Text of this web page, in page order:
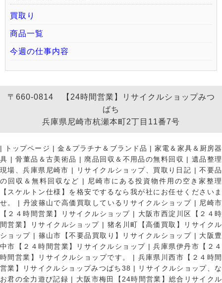
買取り
商品一覧
今週の仕事内容
〒660-0814 【24時間営業】リサイクルショップみつ
ばち
兵庫県尼崎市杭瀬本町2丁目11番7号
| トップページ | 金＆プラチナ＆ブランド品 |家電＆家具＆厨房器
具 |骨董品＆古美術品 | 廃品回収＆不用品の無料回収 | 遺品整理
現場、兵庫県尼崎市 | リサイクルショップ、買取り日記 |不要品
の回収＆無料回収など |
尼崎市にある投資物件用の空き家整理
【スケルトン仕様】を格安でするなら我が社にお任せくださいま
せ。
| 丹波篠山で高価買取しているリサイクルショップ | 尼崎市
【２４時間営業】リサイクルショップ | 大阪市西淀川区【２４時
間営業】リサイクルショップ | 猪名川町【高価買取】リサイクル
ショップ | 篠山市【不要品買取り】リサイクルショップ | 大阪豊
中市【２４時間営業】リサイクルショップ |兵庫県伊丹市【２４
時間営業】リサイクルショップです。
| 兵庫県川西市【２４時間
営業】リサイクルショップみつばち38 |
リサイクルショップ、な
お君の全力遊び記録 | 大阪市梅田【24時間営業】総合リサイクル